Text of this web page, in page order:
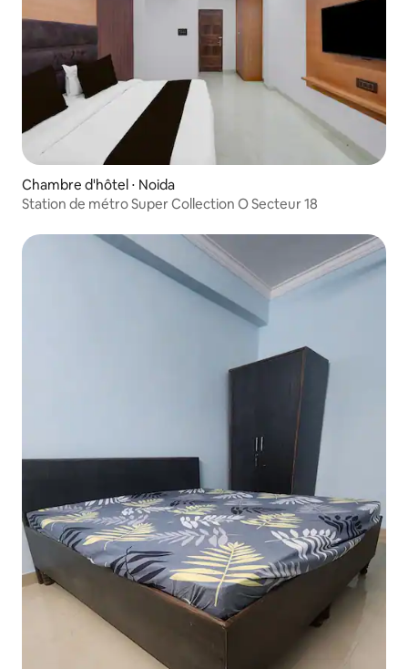
Chambre d'hôtel ⋅ Noida
Station de métro Super Collection O Secteur 18